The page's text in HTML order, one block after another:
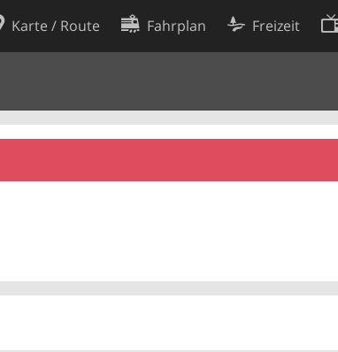
Karte / Route Fahrplan Freizeit
Cookie-Einstellungen
Entwickler